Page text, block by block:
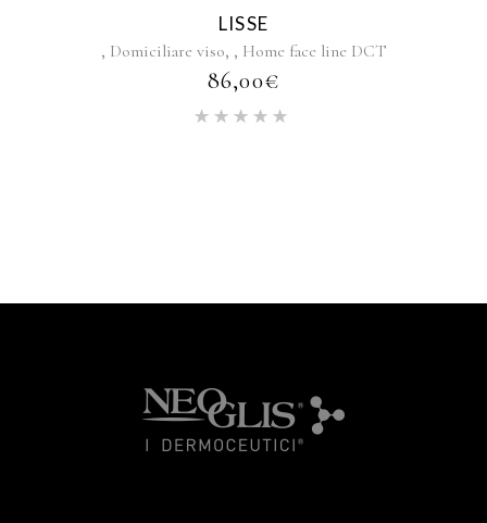
LISSE
, Domiciliare viso, , Home face line DCT
86,00€